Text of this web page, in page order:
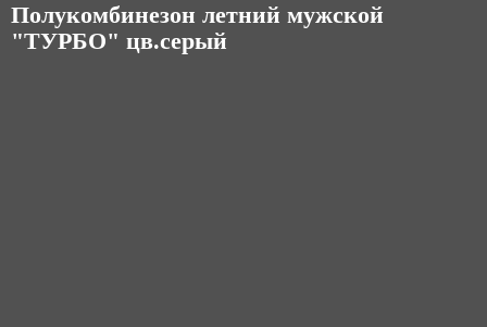
Полукомбинезон летний мужской
"ТУРБО" цв.серый